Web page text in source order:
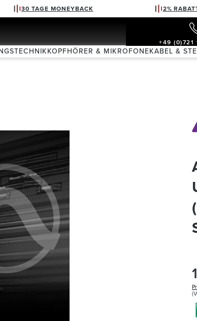
30 TAGE MONEYBACK 2%
+49
KOPFHÖRER & MIKROFONEKABEL &